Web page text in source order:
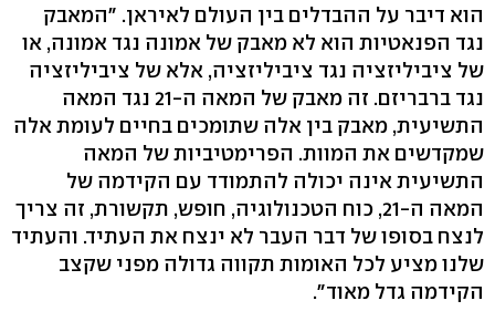
הוא דיבר על ההבדלים בין העולם לאיראן. "המאבק
נגד הפנאטיות הוא לא מאבק של אמונה נגד אמונה, או
של ציביליזציה נגד ציביליזציה, אלא של ציביליזציה
נגד ברבריזם. זה מאבק של המאה ה-21 נגד המאה
התשיעית, מאבק בין אלה שתומכים בחיים לעומת אלה
שמקדשים את המוות. הפרימטיביות של המאה
התשיעית אינה יכולה להתמודד עם הקידמה של
המאה ה-21, כוח הטכנולוגיה, חופש, תקשורת, זה צריך
לנצח בסופו של דבר העבר לא ינצח את העתיד. והעתיד
שלנו מציע לכל האומות תקווה גדולה מפני שקצב
הקידמה גדל מאוד".